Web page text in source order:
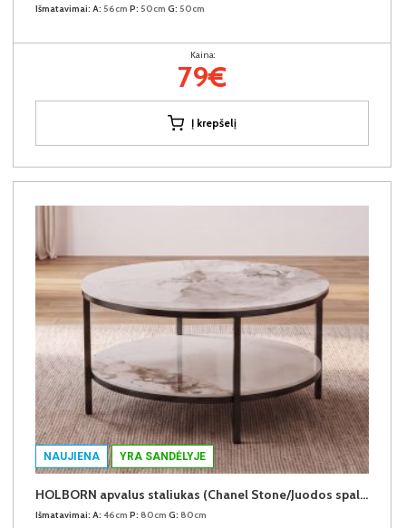
Išmatavimai: A: 56cm P: 50cm G: 50cm
Kaina:
79€
Į krepšelį
NAUJIENA YRA SANDĖLYJE
HOLBORN apvalus staliukas (Chanel Stone/Juodos spalvos kojos)
Išmatavimai: A: 46cm P: 80cm G: 80cm